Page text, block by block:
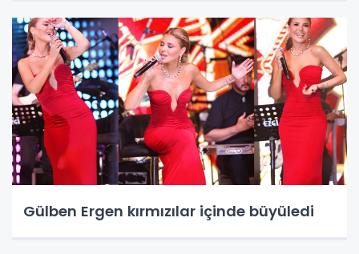
Gülben Ergen kırmızılar içinde büyüledi